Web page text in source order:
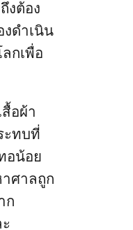
งต้อง
งดำเนิน
กเพื่อ
อผ้า
ะทบที่
อน้อย
ศาลถูก
ก